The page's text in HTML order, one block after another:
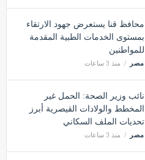
محافظ قنا يستعرض جهود الارتقاء
بمستوى الخدمات الطبية المقدمة
للمواطنين
مصر منذ 3 ساعات
نائب وزير الصحة: الحمل غير
المخطط والولادات القيصرية أبرز
تحديات الملف السكاني
مصر منذ 3 ساعات